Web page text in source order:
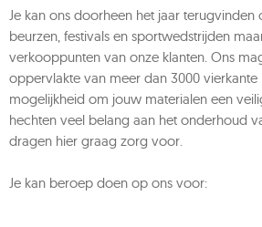
Je kan ons doorheen het jaar terugvinden
beurzen, festivals en sportwedstrijden
verkooppunten van onze klanten. Ons
oppervlakte van meer dan 3000
mogelijkheid om jouw materialen een
hechten veel belang aan het onderhoud
dragen hier graag zorg voor.
Je kan beroep doen op ons voor: